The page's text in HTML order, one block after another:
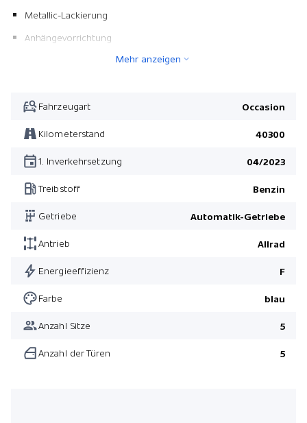
Metallic-Lackierung
Anhängevorrichtung
Apple Car Play/ Android Auto
Umfeldbeleuchtung mit Markenlogo
Dachreling schwarz
Pack Night
MBUX Augmented Reality für Navigation
Leichtmetallräder 20" AMG Vielspeichen
Scheibenwaschanlage beheizt
Warnweste für Fahrer
Pack Premium Plus
Pack Night
Mehr anzeigen
Fahrzeugart Occasion
Kilometerstand 40300
1. Inverkehrsetzung 04/2023
Treibstoff Benzin
Getriebe Automatik-Getriebe
Antrieb Allrad
Energieeffizienz F
Farbe blau
Anzahl Sitze 5
Anzahl der Türen 5